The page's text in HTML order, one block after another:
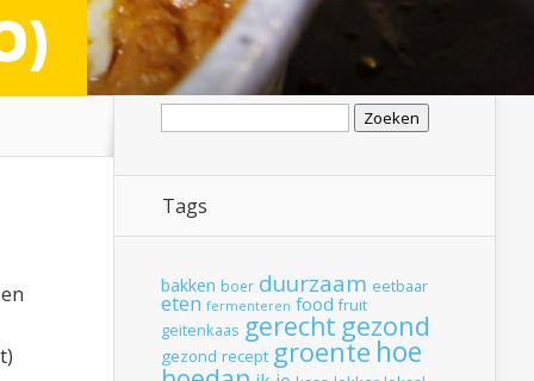
Zoeken
Tags
bakken boer duurzaam eetbaar
eten fermenteren food fruit
geitenkaas gerecht gezond
gezond recept groente hoe